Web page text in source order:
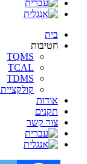
בית
חטיבות
TQMS
TCAL
TDMS
קולקציית SHIK
אודות
תקנים
צור קשר